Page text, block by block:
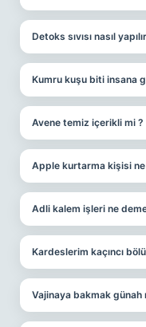
Detoks sıvısı nasıl
Kumru kuşu biti insana
Avene temiz içerikli mi ?
Apple kurtarma kişisi
Adli kalem işleri ne
Kardeslerim kaçıncı
Vajinaya bakmak günah